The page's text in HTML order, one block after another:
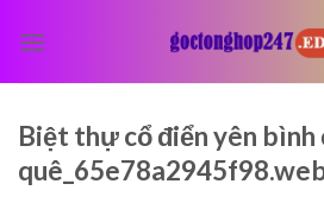
Biệt thự cổ điển yên bình